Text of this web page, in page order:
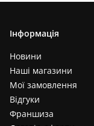
Інформація
Новини
Наші магазини
Мої замовлення
Відгуки
Франшиза